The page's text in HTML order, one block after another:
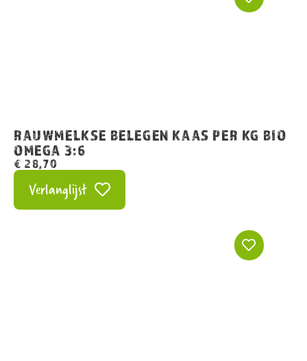
RAUWMELKSE BELEGEN KAAS PER KG BIO
OMEGA 3:6
€ 28,70
Verlanglijst